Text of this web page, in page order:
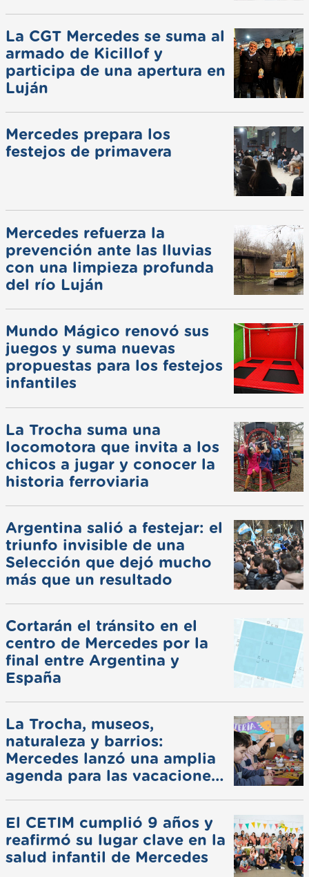
La CGT Mercedes se suma al
armado de Kicillof y
participa de una apertura en
Luján
Mercedes prepara los
festejos de primavera
Mercedes refuerza la
prevención ante las lluvias
con una limpieza profunda
del río Luján
Mundo Mágico renovó sus
juegos y suma nuevas
propuestas para los festejos
infantiles
La Trocha suma una
locomotora que invita a los
chicos a jugar y conocer la
historia ferroviaria
Argentina salió a festejar: el
triunfo invisible de una
Selección que dejó mucho
más que un resultado
Cortarán el tránsito en el
centro de Mercedes por la
final entre Argentina y
España
La Trocha, museos,
naturaleza y barrios:
Mercedes lanzó una amplia
agenda para las vacaciones
El CETIM cumplió 9 años y
reafirmó su lugar clave en la
salud infantil de Mercedes